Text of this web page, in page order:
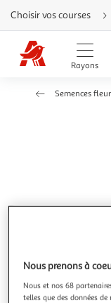
Aller
directement
au
contenu
Aller
directement
Aller
Choisir vos courses
Rayons
Semences
Nous prenons à
Nous et nos 68
telles que des données